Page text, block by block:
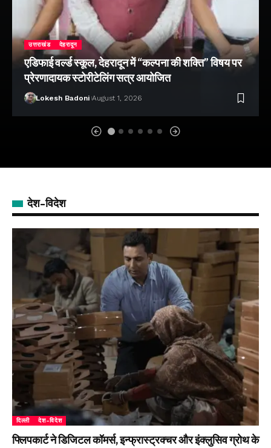
उत्तराखंड देहरादून
एडिफाई वर्ल्ड स्कूल, देहरादून में “कल्पना की शक्ति” विषय पर
प्रेरणादायक स्टोरीटेलिंग सत्र आयोजित
Lokesh Badoni August 1, 2026
देश-विदेश
दिल्ली देश-विदेश
फ्लिपकार्ट ने डिजिटल कॉमर्स, इन्फ्रास्ट्रक्चर और इंक्लुसिव ग्रोथ के